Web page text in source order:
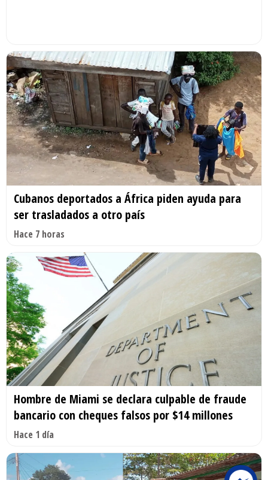
Cubanos deportados a África piden ayuda para
ser trasladados a otro país
Hace 7 horas
Hombre de Miami se declara culpable de fraude
bancario con cheques falsos por $14 millones
Hace 1 día